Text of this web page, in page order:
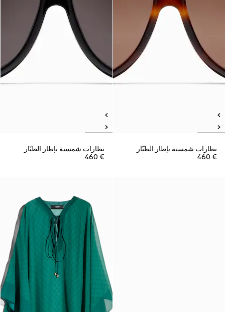
نظارات شمسية بإطار الطيّار
€ 460
نظارات شمسية بإطار الطيّار
€ 460